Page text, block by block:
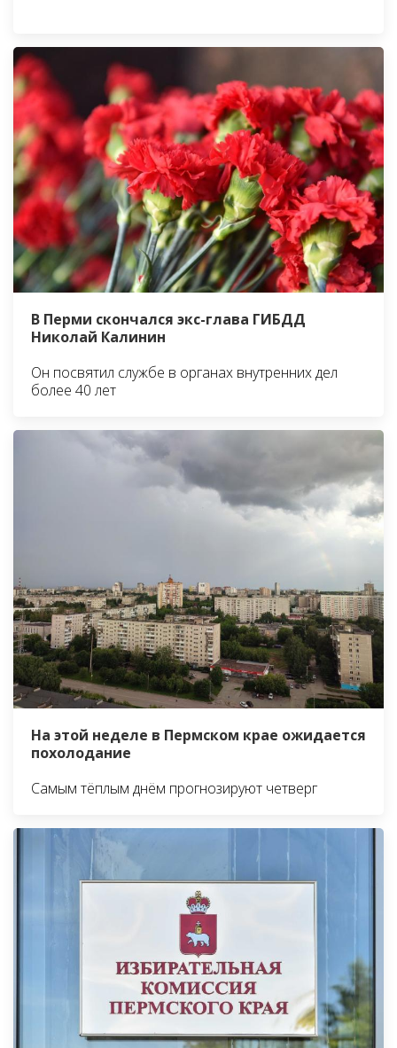
В Перми скончался экс-глава ГИБДД
Николай Калинин
Он посвятил службе в органах внутренних дел
более 40 лет
На этой неделе в Пермском крае ожидается
похолодание
Самым тёплым днём прогнозируют четверг